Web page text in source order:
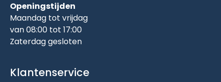
Openingstijden
Maandag tot vrijdag
van 08:00 tot 17:00
Zaterdag gesloten
Klantenservice